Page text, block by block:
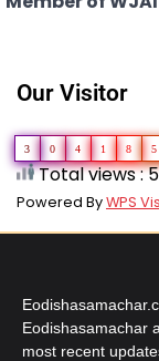
Our Visitor
3 0 4 1 8 5
Total views :
Powered ByWPS
Eodishasamachar
most recent